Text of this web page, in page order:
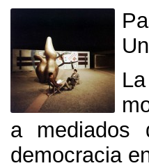
a mediados
democracia